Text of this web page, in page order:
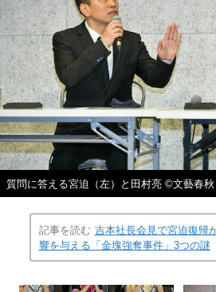
質問に答える宮迫（左）と田村亮 ©文藝春秋
記事を読む 吉本社長会見で宮迫復
響を与える「金塊強奪事件」3つの謎